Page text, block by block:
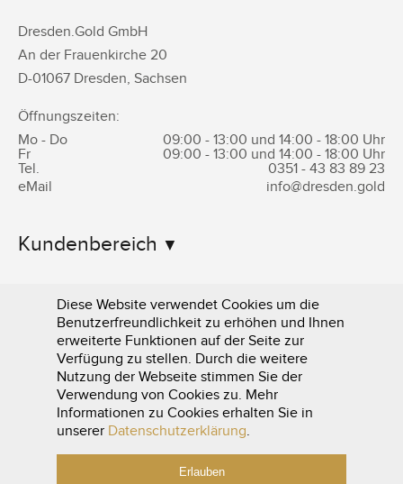
Dresden.Gold GmbH
An der Frauenkirche 20
D-01067 Dresden, Sachsen
Öffnungszeiten:
Mo - Do
09:00 - 13:00 und 14:00 - 18:00 Uhr
Fr
09:00 - 13:00 und 14:00 - 18:00 Uhr
Tel.
0351 - 43 83 89 23
eMail
info@dresden.gold
Kundenbereich
Informationen
0351 - 43 83 89 23
Diese Website verwendet Cookies um die
Benutzerfreundlichkeit zu erhöhen und Ihnen
erweiterte Funktionen auf der Seite zur
Verfügung zu stellen. Durch die weitere
Nutzung der Webseite stimmen Sie der
Verwendung von Cookies zu. Mehr
Informationen zu Cookies erhalten Sie in
unserer Datenschutzerklärung.
Erlauben